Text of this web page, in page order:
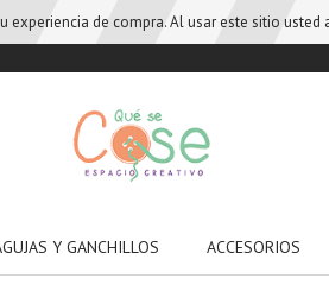
de compra. Al usar este sitio usted
Y GANCHILLOS ACCESORIOS